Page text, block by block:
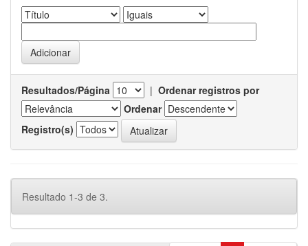
Resultados/Página | Ordenar registros por
Ordenar
Registro(s)
Resultado 1-3 de 3.